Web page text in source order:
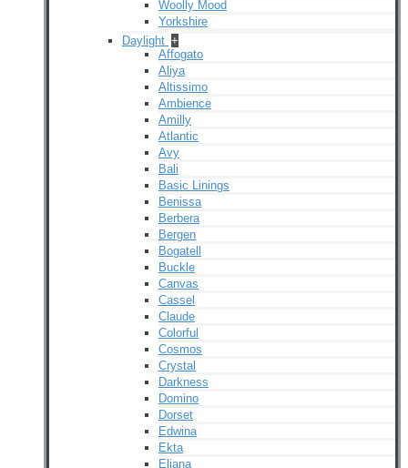
Woolly Mood
Yorkshire
Daylight +
Affogato
Aliya
Altissimo
Ambience
Amilly
Atlantic
Avy
Bali
Basic Linings
Benissa
Berbera
Bergen
Bogatell
Buckle
Canvas
Cassel
Claude
Colorful
Cosmos
Crystal
Darkness
Domino
Dorset
Edwina
Ekta
Eliana